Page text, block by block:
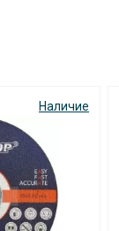
Наличие